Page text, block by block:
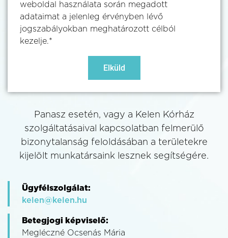
weboldal használata során megadott
adataimat a jelenleg érvényben lévő
jogszabályokban meghatározott célból
kezelje.*
Elküld
Panasz esetén, vagy a Kelen Kórház
szolgáltatásaival kapcsolatban felmerülő
bizonytalanság feloldásában a területekre
kijelölt munkatársaink lesznek segítségére.
Ügyfélszolgálat:
kelen@kelen.hu
Betegjogi képviselő:
Megléczné Ocsenás Mária